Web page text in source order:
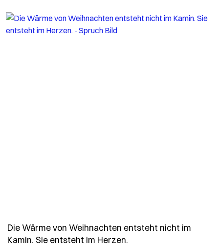
Die Wärme von Weihnachten entsteht nicht im
Kamin. Sie entsteht im Herzen.